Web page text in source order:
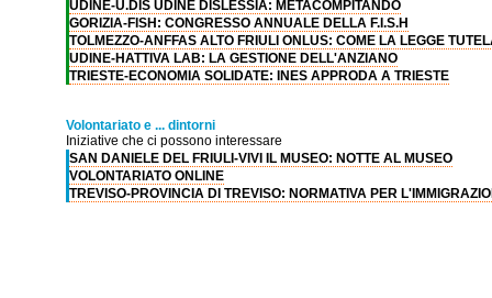
UDINE-U.DIS UDINE DISLESSIA: METACOMPITANDO
GORIZIA-FISH: CONGRESSO ANNUALE DELLA F.I.S.H
TOLMEZZO-ANFFAS ALTO FRIULI ONLUS: COME LA LEGGE
UDINE-HATTIVA LAB: LA GESTIONE DELL'ANZIANO
TRIESTE-ECONOMIA SOLIDATE: INES APPRODA A TRIESTE
Volontariato e ... dintorni
Iniziative che ci possono interessare
SAN DANIELE DEL FRIULI-VIVI IL MUSEO: NOTTE AL MUSEO
VOLONTARIATO ONLINE
TREVISO-PROVINCIA DI TREVISO: NORMATIVA PER